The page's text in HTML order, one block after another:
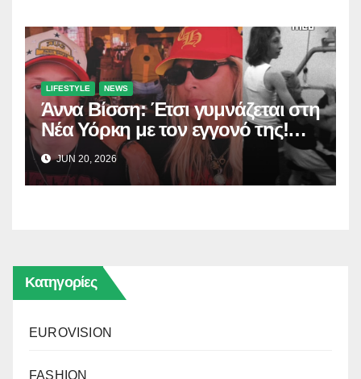
LIFESTYLE NEWS
Άννα Βίσση: Έτσι γυμνάζεται στη
Νέα Υόρκη με τον εγγονό της!
(Δείτε το βίντεο)
JUN 20, 2026
Κατηγορίες
EUROVISION
FASHION